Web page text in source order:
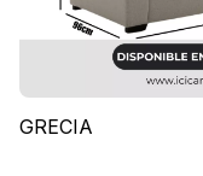
GRECIA